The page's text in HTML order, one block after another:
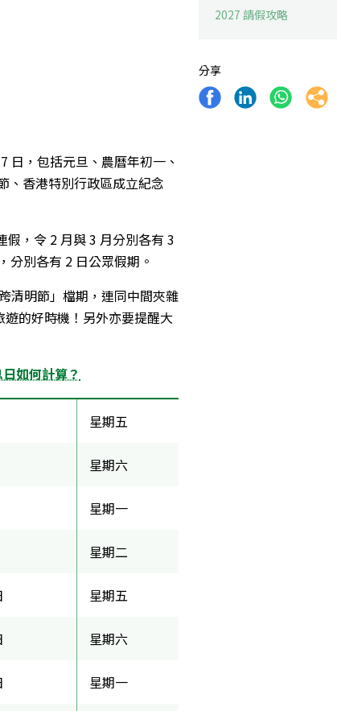
日，包括元旦、農曆年初一、
、香港特別行政區成立紀念
假，令 2 月與 3 月分別各有 3
分別各有 2 日公眾假期。
清明節」檔期，連同中間夾雜
的好時機！另外亦要提醒大
如何計算？
星期五
星期六
星期一
星期二
星期五
星期六
星期一
2027 請假攻略
分享